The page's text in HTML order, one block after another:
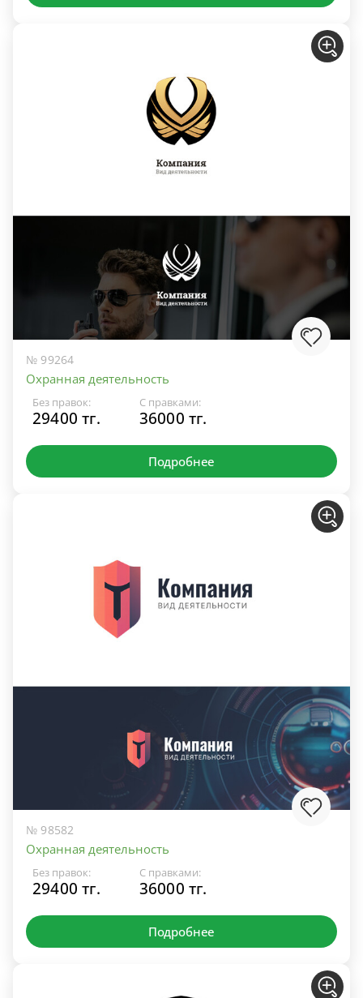
№ 99264
Охранная деятельность
Без правок:
29400 тг.
С правками:
36000 тг.
Подробнее
№ 98582
Охранная деятельность
Без правок:
29400 тг.
С правками:
36000 тг.
Подробнее